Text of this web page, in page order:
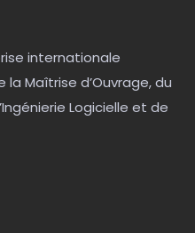
internationale
Maîtrise d’Ouvrage, du
Logicielle et de